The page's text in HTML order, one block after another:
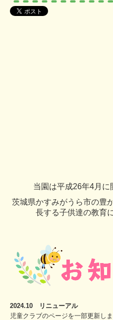
書類ダウンロード
当園は平成26年4月に
茨城県かすみがうら市の豊
長する子供達の教育
2024.10 リニューアル
児童クラブのページを一部更新し